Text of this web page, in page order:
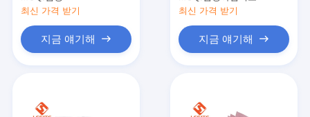
최신 가격 받기
지금 얘기해
최신 가격 받기
지금 얘기해